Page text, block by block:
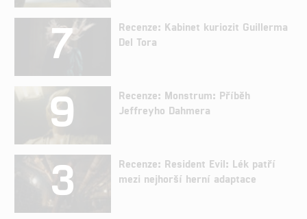
7
Recenze: Kabinet kuriozit Guillerma
Del Tora
9
Recenze: Monstrum: Příběh
Jeffreyho Dahmera
3
Recenze: Resident Evil: Lék patří
mezi nejhorší herní adaptace